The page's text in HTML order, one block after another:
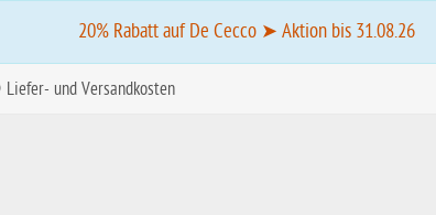
20% Rabatt auf De Cecco ➤ Aktion bis 31.08.26
Liefer- und Versandkosten